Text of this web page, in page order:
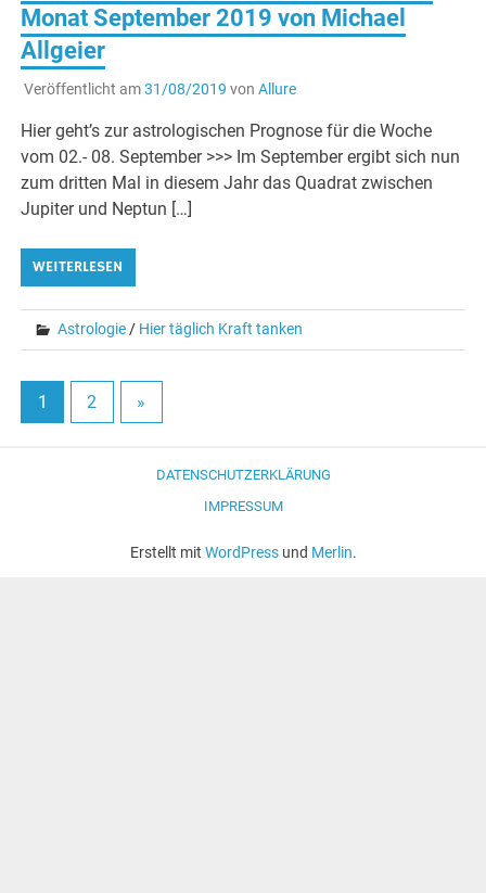
Monat September 2019 von Michael
Allgeier
Veröffentlicht am31/08/2019 von Allure
Hier geht’s zur astrologischen Prognose für die Woche
vom 02.- 08. September >>> Im September ergibt sich nun
zum dritten Mal in diesem Jahr das Quadrat zwischen
Jupiter und Neptun […]
WEITERLESEN
Astrologie / Hier täglich Kraft tanken
1 2 »
DATENSCHUTZERKLÄRUNG
IMPRESSUM
Erstellt mit WordPressund Merlin.